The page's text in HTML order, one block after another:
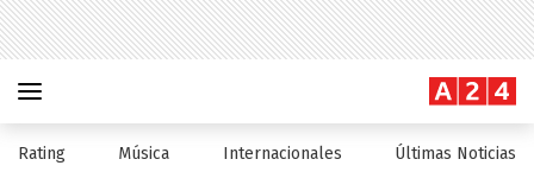
Rating Música Internacionales Últimas Noticias